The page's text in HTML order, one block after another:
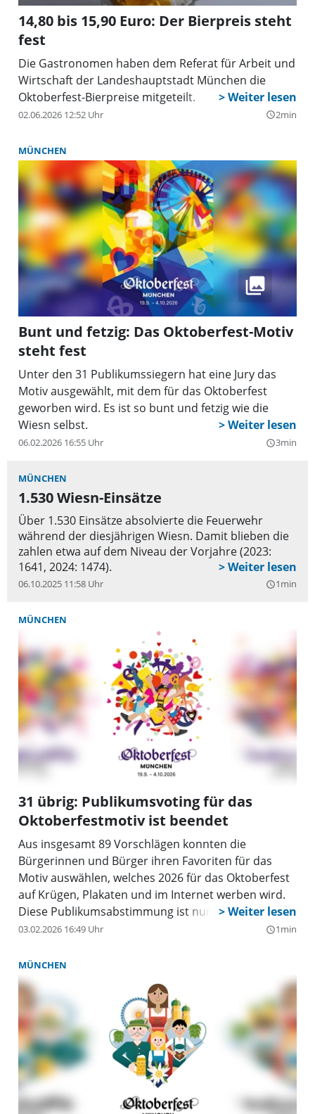
14,80 bis 15,90 Euro: Der Bierpreis steht
fest
Die Gastronomen haben dem Referat für Arbeit und
Wirtschaft der Landeshauptstadt München die
Oktoberfest-Bierpreise mitgeteilt.
02.06.2026 12:52 Uhr query_builder2min
MÜNCHEN
Bunt und fetzig: Das Oktoberfest-Motiv
steht fest
Unter den 31 Publikumssiegern hat eine Jury das
Motiv ausgewählt, mit dem für das Oktoberfest
geworben wird. Es ist so bunt und fetzig wie die
Wiesn selbst.
06.02.2026 16:55 Uhr query_builder3min
MÜNCHEN
1.530 Wiesn-Einsätze
Über 1.530 Einsätze absolvierte die Feuerwehr
während der diesjährigen Wiesn. Damit blieben die
zahlen etwa auf dem Niveau der Vorjahre (2023:
1641, 2024: 1474).
06.10.2025 11:58 Uhr query_builder1min
MÜNCHEN
31 übrig: Publikumsvoting für das
Oktoberfestmotiv ist beendet
Aus insgesamt 89 Vorschlägen konnten die
Bürgerinnen und Bürger ihren Favoriten für das
Motiv auswählen, welches 2026 für das Oktoberfest
auf Krügen, Plakaten und im Internet werben wird.
Diese Publikumsabstimmung ist nun beendet und
es sind 31 Motive in der engeren Wahl. Unter der
man sie sehen.
03.02.2026 16:49 Uhr query_builder1min
MÜNCHEN